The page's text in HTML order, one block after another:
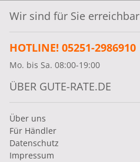
Wir sind für Sie erreichbar
HOTLINE! 05251-2986910
Mo. bis Sa. 08:00-19:00
ÜBER GUTE-RATE.DE
Über uns
Für Händler
Datenschutz
Impressum